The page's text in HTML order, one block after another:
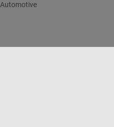
Automotive